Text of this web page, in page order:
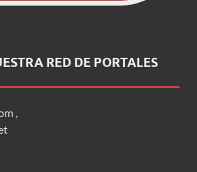
RED DE PORTALES
,